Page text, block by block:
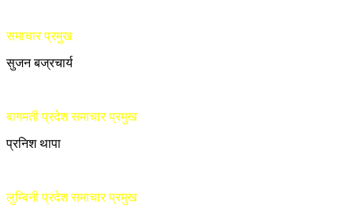
समाचार प्रमुख
सुजन बज्रचार्य
बागमती प्रदेश समाचार प्रमुख
प्रनिश थापा
लुम्बिनी प्रदेश समाचार प्रमुख